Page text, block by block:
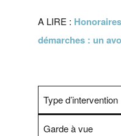
A LIRE :
démarches : un
Type d’intervention
Garde à vue